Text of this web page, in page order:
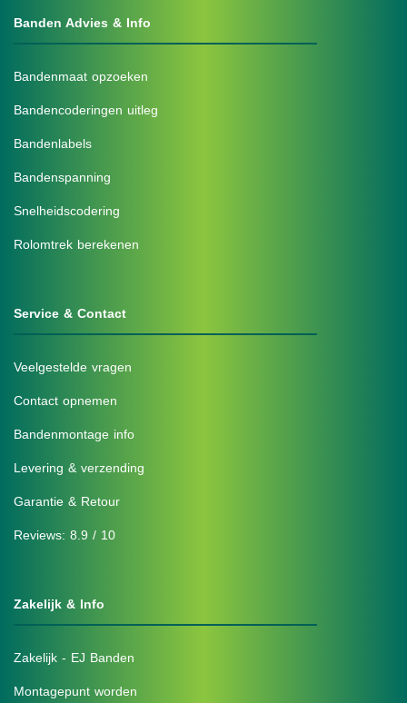
Banden Advies & Info
Bandenmaat opzoeken
Bandencoderingen uitleg
Bandenlabels
Bandenspanning
Snelheidscodering
Rolomtrek berekenen
Service & Contact
Veelgestelde vragen
Contact opnemen
Bandenmontage info
Levering & verzending
Garantie & Retour
Reviews: 8.9 / 10
Zakelijk & Info
Zakelijk - EJ Banden
Montagepunt worden